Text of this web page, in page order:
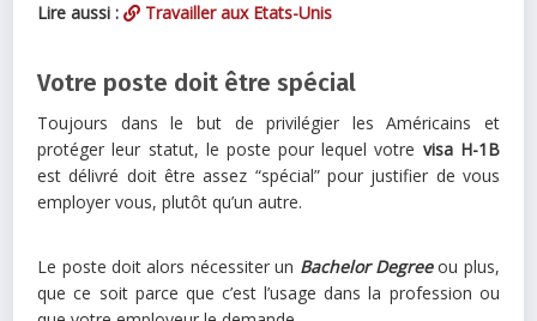
Lire aussi : Travailler aux Etats-Unis
Votre poste doit être spécial
Toujours dans le but de privilégier les Américains et
protéger leur statut, le poste pour lequel votre visa H-1B
est délivré doit être assez “spécial” pour justifier de vous
employer vous, plutôt qu’un autre.
Le poste doit alors nécessiter un Bachelor Degree ou plus,
que ce soit parce que c’est l’usage dans la profession ou